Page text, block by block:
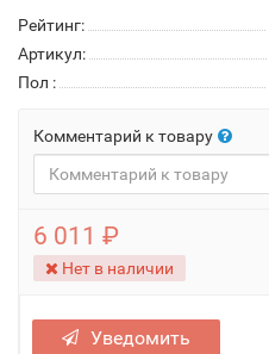
Рейтинг:
Артикул:
Пол :
Комментарий к товару
6 011 ₽
Нет в наличии
Уведомить